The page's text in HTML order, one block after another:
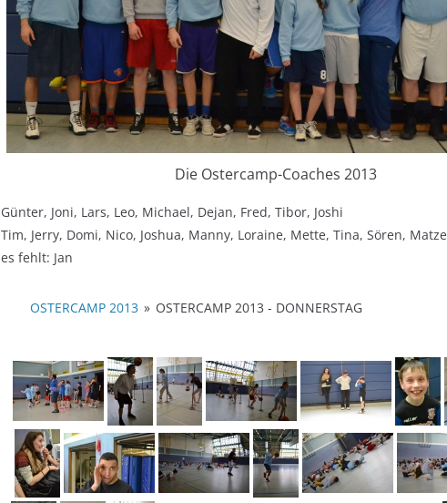
Die Ostercamp-Coaches 2013
Günter, Joni, Lars, Leo, Michael, Dejan, Fred, Tibor, Joshi
Tim, Jerry, Domi, Nico, Joshua, Manny, Loraine, Mette, Tina, Sören, Matze
es fehlt: Jan
OSTERCAMP 2013 » OSTERCAMP 2013 - DONNERSTAG